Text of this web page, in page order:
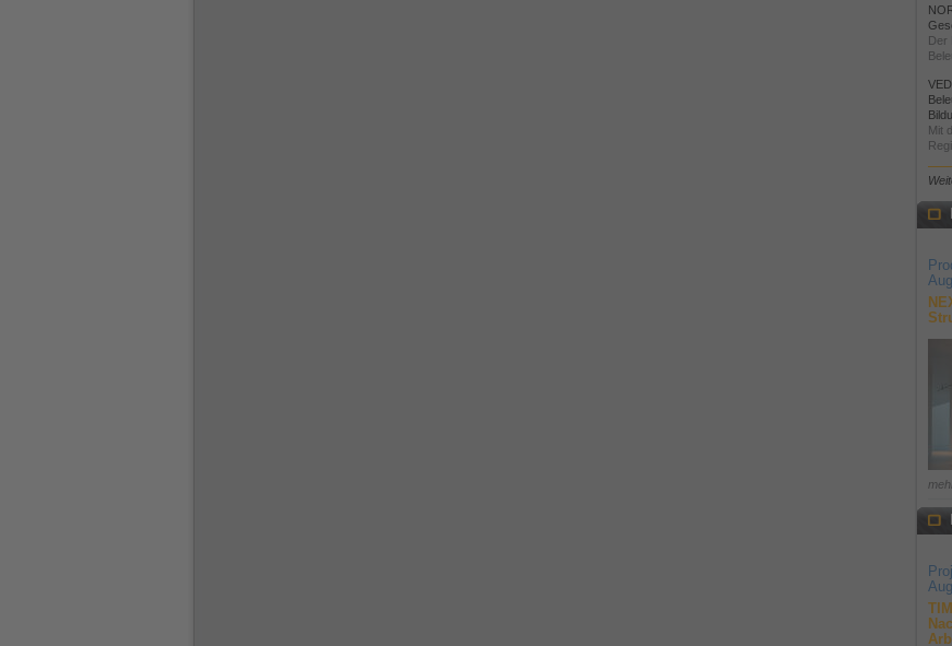
Der
Mit